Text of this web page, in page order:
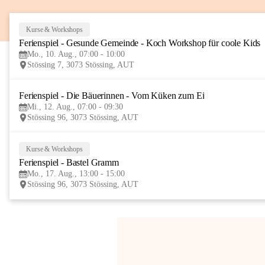
Kurse & Workshops
Ferienspiel - Gesunde Gemeinde - Koch Workshop für coole Kids
Mo., 10. Aug., 07:00 - 10:00
Stössing 7, 3073 Stössing, AUT
Ferienspiel - Die Bäuerinnen - Vom Küken zum Ei
Mi., 12. Aug., 07:00 - 09:30
Stössing 96, 3073 Stössing, AUT
Kurse & Workshops
Ferienspiel - Bastel Gramm
Mo., 17. Aug., 13:00 - 15:00
Stössing 96, 3073 Stössing, AUT